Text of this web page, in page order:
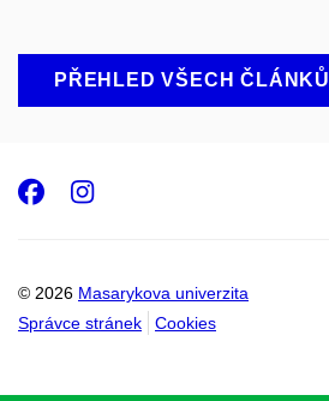
PŘEHLED VŠECH ČLÁNKŮ
© 2026 Masarykova univerzita
Správce stránek
Cookies
Facebook
Instagram